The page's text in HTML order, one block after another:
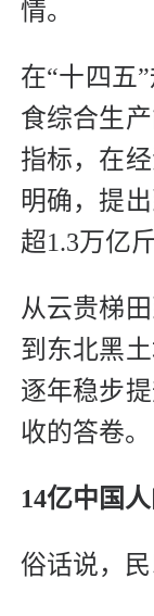
情。
在“十四五
食综合生
指标，在
明确，提
超1.3万亿斤
从云贵梯
到东北黑
逐年稳步
收的答卷。
14亿中国
俗话说，民